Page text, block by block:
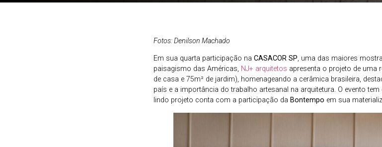
Fotos: Denilson Machado
Em sua quarta participação naCASACOR SP, uma das maiores
paisagismo das Américas, NJ+ arquitetos apresenta o projeto de uma
de casa e 75m² de jardim), homenageando a cerâmica brasileira,
país e a importância do trabalho artesanal na arquitetura. O evento tem
lindo projeto conta com a participação daBontempo em sua